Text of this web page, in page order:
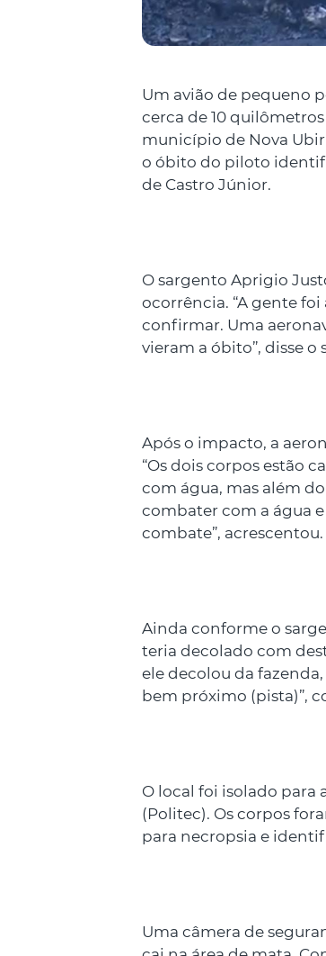
Um avião de pequeno
cerca de 10
município de Nova
o óbito do piloto
de Castro Júnior.
O sargento Aprigio
ocorrência. “A gente
confirmar. Uma
vieram a óbito”, disse o
Após o impacto, a
“Os dois corpos estão
com água, mas além
combater com a água
combate”, acrescentou.
Ainda conforme o
teria decolado com
ele decolou da
bem próximo (pista)”,
O local foi isolado para
(Politec). Os corpos
para necropsia e
Uma câmera de